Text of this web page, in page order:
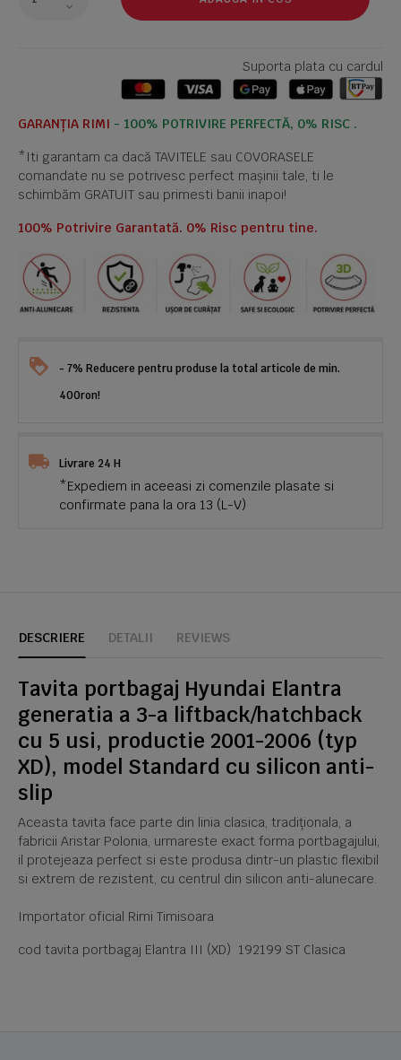
Suporta plata cu cardul
GARANȚIA RIMI - 100% POTRIVIRE PERFECTĂ, 0% RISC .
*Iti garantam ca dacă TAVITELE sau COVORASELE
comandate nu se potrivesc perfect mașinii tale, ti le
schimbăm GRATUIT sau primesti banii inapoi!
100% Potrivire Garantată. 0% Risc pentru tine.
- 7% Reducere pentru produse la total articole de min.
400ron!
Livrare 24 H
*Expediem in aceeasi zi comenzile plasate si
confirmate pana la ora 13 (L-V)
DESCRIERE DETALII REVIEWS
Tavita portbagaj Hyundai Elantra
generatia a 3-a liftback/hatchback
cu 5 usi, productie 2001-2006 (typ
XD), model Standard cu silicon anti-
slip
Aceasta tavita face parte din linia clasica, tradiționala, a
fabricii Aristar Polonia, urmareste exact forma portbagajului,
il protejeaza perfect si este produsa dintr-un plastic flexibil
si extrem de rezistent, cu centrul din silicon anti-alunecare.
Importator oficial Rimi Timisoara
cod tavita portbagaj Elantra III (XD) 192199 ST Clasica